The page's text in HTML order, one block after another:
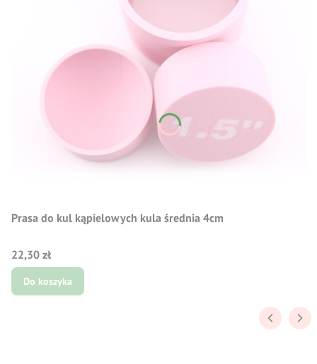
Prasa do kul kąpielowych kula średnia 4cm
Cena
22,30 zł
Do koszyka